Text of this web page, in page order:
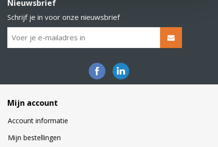
Nieuwsbrief
Schrijf je in voor onze nieuwsbrief
Mijn account
Account informatie
Mijn bestellingen